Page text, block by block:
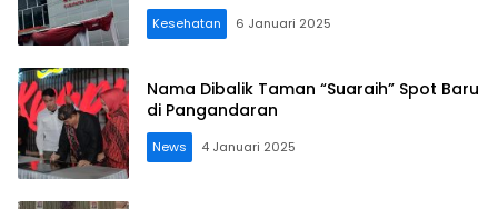
Kesehatan 6 Januari 2025
Nama Dibalik Taman “Suaraih” Spot Baru
di Pangandaran
News 4 Januari 2025